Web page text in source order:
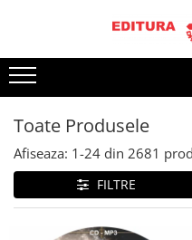
Terapii
Dietoterapie
Toate Produsele
Afiseaza: 1-24 din 2681
FILTRE